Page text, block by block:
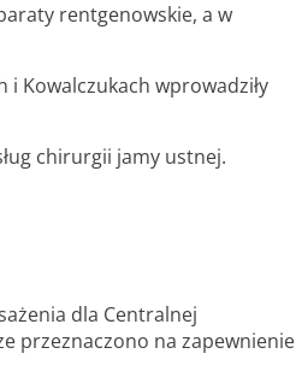
rentgenowskie, a w
Kowalczukach wprowadziły
chirurgii jamy ustnej.
dla Centralnej
przeznaczono na zapewnienie